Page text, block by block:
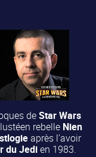
deStar Wars
rebelle Nien
après l’avoir
du Jedien 1983.